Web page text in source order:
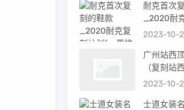
耐克首次
_2020耐
推荐)
2023-10-
广州站西
（复刻站
2023-10-
士道女装